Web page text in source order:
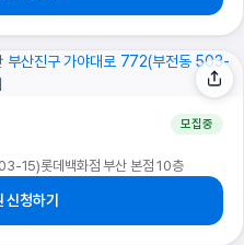
모집중
15)롯데백화점 부산 본점 10층
신청하기